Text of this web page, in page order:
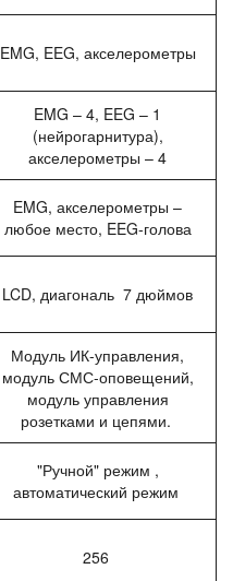
EMG, EEG, акселерометры
EMG – 4, EEG – 1
(нейрогарнитура),
акселерометры – 4
EMG, акселерометры –
любое место, EEG-голова
LCD, диагональ 7 дюймов
Модуль ИК-управления,
модуль СМС-оповещений,
модуль управления
розетками и цепями.
"Ручной" режим ,
автоматический режим
256